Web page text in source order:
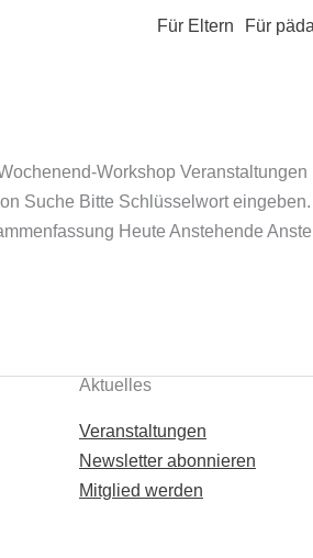
Für Eltern
Für
Workshop
Suche Bitte Schlüsselwort
Heute Anstehende
Aktuelles
Veranstaltungen
Newsletter abonnieren
Mitglied werden